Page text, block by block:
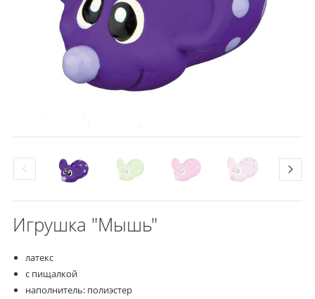
Игрушка "Мышь"
латекс
с пищалкой
наполнитель: полиэстер